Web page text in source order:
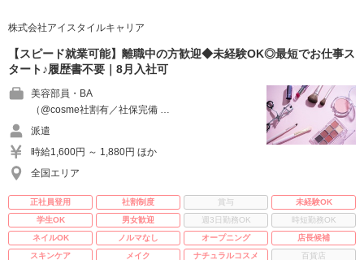
株式会社アイスタイルキャリア
【スピード就業可能】離職中の方歓迎◆未経験OK◎最短でお仕事ス
タート♪履歴書不要｜8月入社可
美容部員・BA
（@cosme社割有／社保完備 …
派遣
時給1,600円 ～ 1,880円 ほか
全国エリア
正社員登用 社割制度 賞与
未経験OK
学生OK
男女歓迎 週3日勤務OK
時短勤務OK
ネイルOK
ノルマなし オープニング
店長候補
スキンケア
メイク ナチュラルコスメ 百貨店